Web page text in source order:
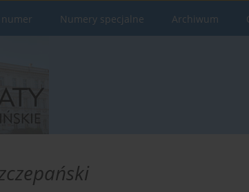
Numery specjalne Archiwum